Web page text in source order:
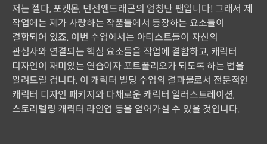
저는 젤다, 포켓몬, 던전앤드래곤의 엄청난 팬입니다! 그래서 제
작업에는 제가 사랑하는 작품들에서 등장하는 요소들이
결합되어 있죠. 이번 수업에서는 아티스트들이 자신의
관심사와 연결되는 핵심 요소들을 작업에 결합하고, 캐릭터
디자인이 재미있는 연습이자 포트폴리오가 되도록 하는 법을
알려드릴 겁니다. 이 캐릭터 빌딩 수업의 결과물로서 전문적인
캐릭터 디자인 패키지와 다채로운 캐릭터 일러스트레이션,
스토리텔링 캐릭터 라인업 등을 얻어가실 수 있을 것입니다.